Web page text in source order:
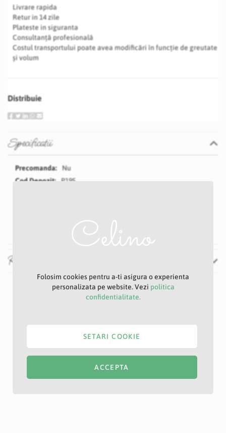
Livrare rapida
Retur in 14 zile
Plateste in siguranta
Consultanță profesională
Costul transportului poate avea modificări în funcție de greutate
și volum
Distribuie
Specificatii
Specificatii
Nu
P19S
Recenzii
Folosim cookies pentru a-ti asigura o experienta
personalizata pe website. Vezi politica
confidentialitate.
ACCEPTA
SETARI COOKIE